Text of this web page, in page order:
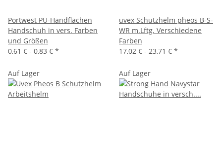
Portwest PU-Handflächen
Handschuh in vers. Farben
und Größen
0,61 € - 0,83 € *
uvex Schutzhelm pheos B-S-
WR m.Lftg. Verschiedene
Farben
17,02 € - 23,71 € *
Auf Lager Auf Lager